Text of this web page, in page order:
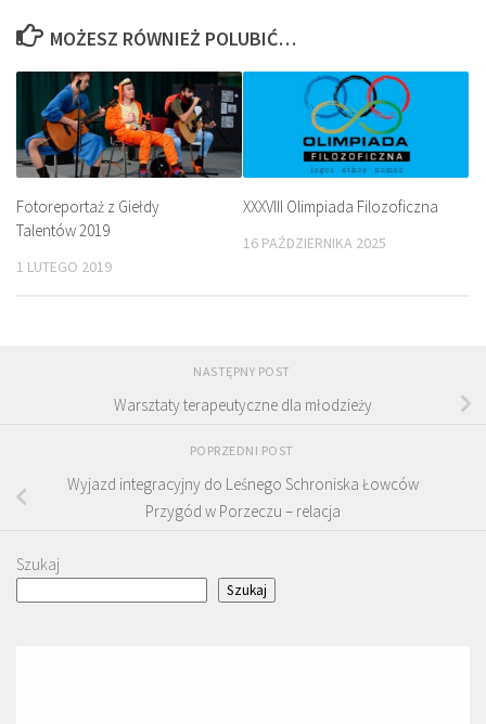
MOŻESZ RÓWNIEŻ POLUBIĆ…
Fotoreportaż z Giełdy
Talentów 2019
1 LUTEGO 2019
XXXVIII Olimpiada Filozoficzna
16 PAŹDZIERNIKA 2025
NASTĘPNY POST
Warsztaty terapeutyczne dla młodzieży
POPRZEDNI POST
Wyjazd integracyjny do Leśnego Schroniska Łowców
Przygód w Porzeczu – relacja
Szukaj
Szukaj